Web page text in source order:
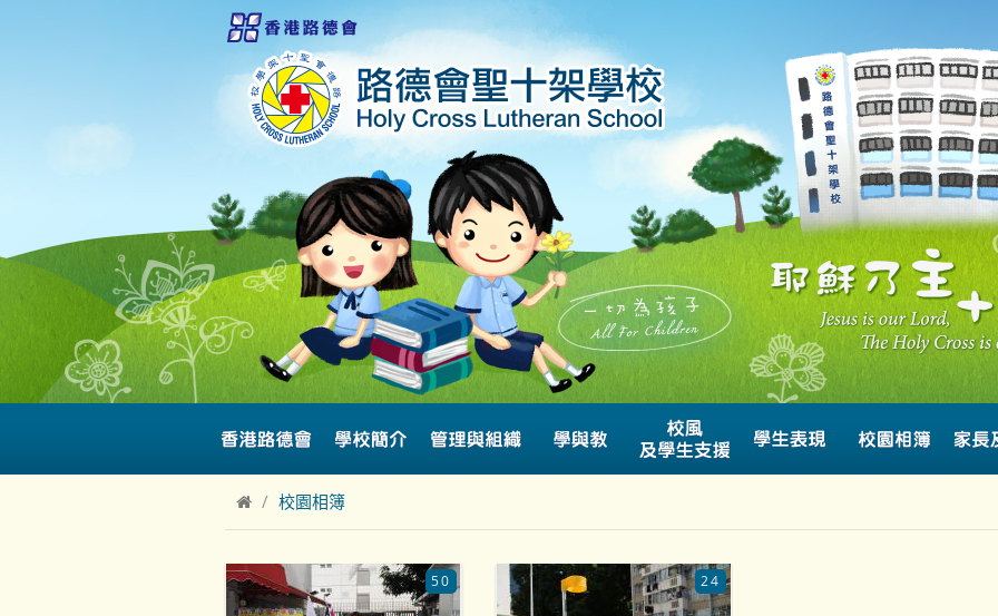
校園相簿
50 24